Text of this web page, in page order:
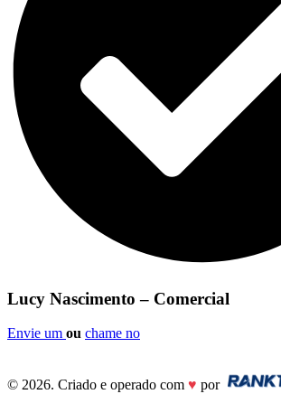
Lucy Nascimento – Comercial
Envie um ou chame no
© 2026. Criado e operado com ♥ por